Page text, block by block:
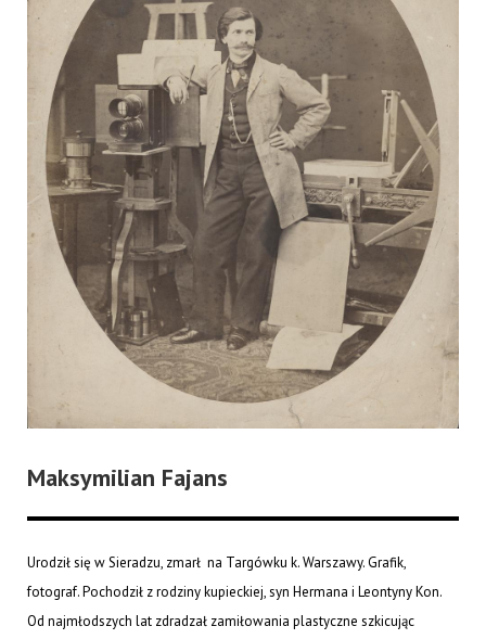
Maksymilian Fajans
Urodził się w Sieradzu, zmarł na Targówku k. Warszawy. Grafik,
fotograf. Pochodził z rodziny kupieckiej, syn Hermana i Leontyny Kon.
Od najmłodszych lat zdradzał zamiłowania plastyczne szkicując